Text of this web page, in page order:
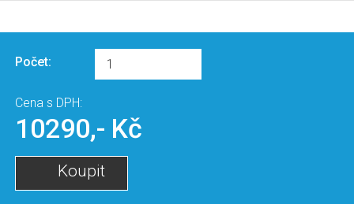
Počet:
Cena s DPH:
10290,- Kč
Koupit